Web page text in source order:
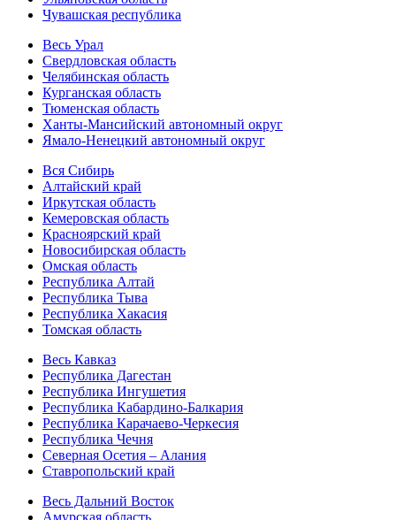
Чувашская республика
Весь Урал
Свердловская область
Челябинская область
Курганская область
Тюменская область
Ханты-Мансийский автономный округ
Ямало-Ненецкий автономный округ
Вся Сибирь
Алтайский край
Иркутская область
Кемеровская область
Красноярский край
Новосибирская область
Омская область
Республика Алтай
Республика Тыва
Республика Хакасия
Томская область
Весь Кавказ
Республика Дагестан
Республика Ингушетия
Республика Кабардино-Балкария
Республика Карачаево-Черкесия
Республика Чечня
Северная Осетия – Алания
Ставропольский край
Весь Дальний Восток
Амурская область